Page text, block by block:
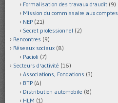
Formalisation des travaux d'audit (9)
Mission du commissaire aux comptes
NEP (21)
Secret professionnel (2)
Rencontres (9)
Réseaux sociaux (8)
Pacioli (7)
Secteurs d'activité (16)
Associations, Fondations (3)
BTP (4)
Distribution automobile (8)
HLM (1)